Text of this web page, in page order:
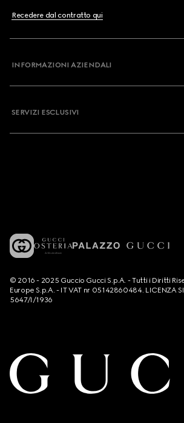
Recedere dal contratto qui
INFORMAZIONI AZIENDALI
SERVIZI ESCLUSIVI
© 2016 - 2025 Guccio Gucci S.p.A. - Tutti i Diritti
Europe S.p.A. - IT VAT nr 05142860484. LICENZA
5647/I/1936